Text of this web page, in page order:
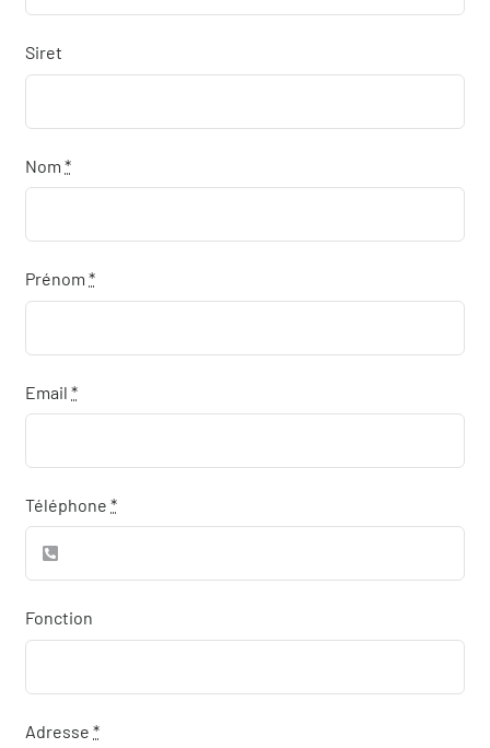
Qui sommes-nous
Actualités
Siret
Nom*
Prénom*
Email*
Téléphone*
Fonction
Adresse*